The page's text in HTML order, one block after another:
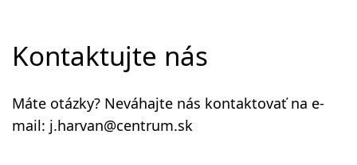
Kontaktujte nás
Máte otázky? Neváhajte nás kontaktovať na e-
mail: j.harvan@centrum.sk